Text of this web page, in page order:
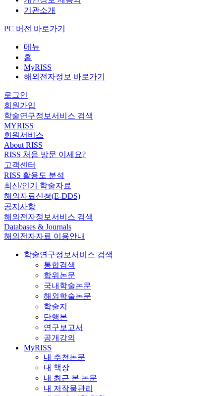
기관소개
PC 버전 바로가기
메뉴
홈
MyRISS
해외전자정보 바로가기
로그인
회원가입
학술연구정보서비스 검색
MYRISS
회원서비스
About RISS
RISS 처음 방문 이세요?
고객센터
RISS 활용도 분석
최신/인기 학술자료
해외자료신청(E-DDS)
공지사항
해외전자정보서비스 검색
Databases & Journals
해외전자자료 이용안내
학술연구정보서비스 검색
통합검색
학위논문
국내학술논문
해외학술논문
학술지
단행본
연구보고서
공개강의
MyRISS
내 추천논문
내 책장
내 최근 본 논문
내 저작물관리